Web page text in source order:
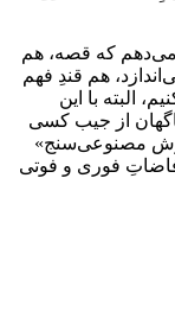
می‌دهم که قصه، هم
هم قندِ فهم
البته با این
از جیب کسی
مصنوعی‌سنج»
فوری و فوتی